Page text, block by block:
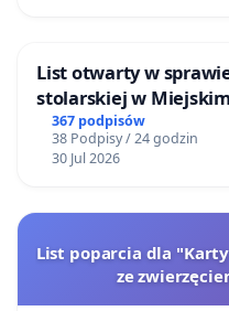
List otwarty w
stolarskiej w
Gdańsku
367 podpisów
38 Podpisy / 24 godzin
30 Jul 2026
List poparcia dla
ze